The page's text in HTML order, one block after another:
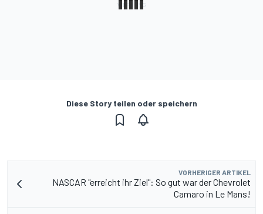
Diese Story teilen oder speichern
VORHERIGER ARTIKEL
NASCAR "erreicht ihr Ziel": So gut war der Chevrolet
Camaro in Le Mans!